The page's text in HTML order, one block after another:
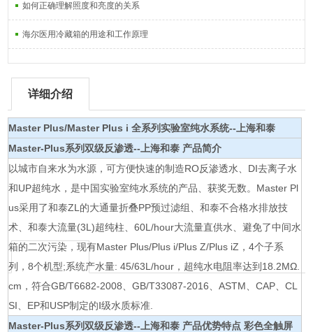
如何正确理解照度和亮度的关系
海尔医用冷藏箱的用途和工作原理
详细介绍
Master Plus/Master Plus i 全系列实验室纯水系统--上海和泰
Master-Plus系列双级反渗透--上海和泰 产品简介
以城市自来水为水源，可方便快速的制造RO反渗透水、DI去离子水
和UP超纯水，是中国实验室纯水系统的产品、获奖无数。Master Pl
us采用了和泰ZL的大通量折叠PP预过滤组、和泰不合格水排放技
术、和泰大流量(3L)超纯柱、60L/hour大流量直供水、避免了中间水
箱的二次污染，现有Master Plus/Plus i/Plus Z/Plus iZ，4个子系
列，8个机型;系统产水量: 45/63L/hour，超纯水电阻率达到18.2MΩ.
cm，符合GB/T6682-2008、GB/T33087-2016、ASTM、CAP、CL
SI、EP和USP制定的Ⅰ级水质标准.
Master-Plus系列双级反渗透--上海和泰 产品优势特点 彩色全触屏